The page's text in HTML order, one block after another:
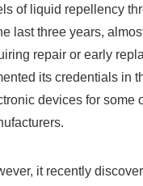
of liquid repellency
last three years,
repair or early
its credentials in
devices for some
it recently